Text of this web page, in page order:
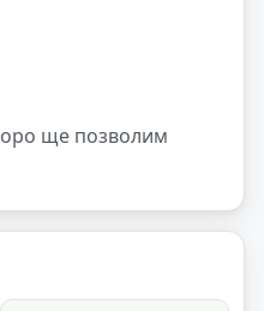
ще позволим